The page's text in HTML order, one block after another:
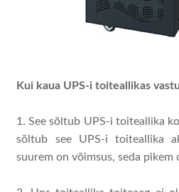
Kui kaua UPS-i toiteallikas
1. See sõltub UPS-i toiteallika
sõltub see UPS-i toiteallika
suurem on võimsus, seda pikem